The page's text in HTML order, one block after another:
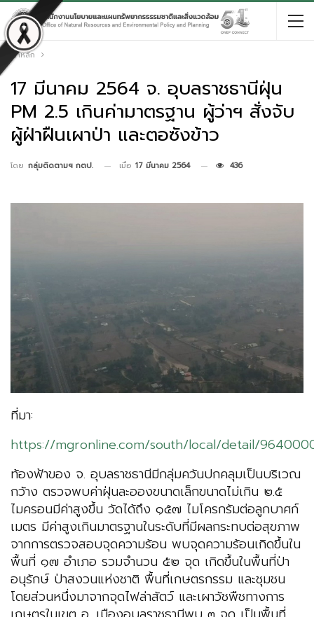
หน้าหลัก
17 มีนาคม 2564 จ. อุบลราชธานีฝุ่น
PM 2.5 เกินค่ามาตรฐาน ผู้ว่าฯ สั่งจับ
ผู้ฝ่าฝืนเผาป่า และตอซังข้าว
โดย กลุ่มติดตามฯ กตป. เมื่อ 17 มีนาคม 2564 436
ที่มา:
https://mgronline.com/south/local/detail/
ท้องฟ้าของ จ. อุบลราชธานีมีกลุ่มควันปกคลุมเป็นบริเวณ
กว้าง ตรวจพบค่าฝุ่นละอองขนาดเล็กขนาดไม่เกิน ๒.๕
ไมครอนมีค่าสูงขึ้น วัดได้ถึง ๑๕๗ ไมโครกรัมต่อลูกบาศก์
เมตร มีค่าสูงเกินมาตรฐานในระดับที่มีผลกระทบต่อสุขภาพ
จากการตรวจสอบจุดความร้อน พบจุดความร้อนเกิดขึ้นใน
พื้นที่ ๑๗ อำเภอ รวมจำนวน ๕๒ จุด เกิดขึ้นในพื้นที่ป่า
อนุรักษ์ ป่าสงวนแห่งชาติ พื้นที่เกษตรกรรม และชุมชน
โดยส่วนหนึ่งมาจากจุดไฟล่าสัตว์ และเผาวัชพืชทางการ